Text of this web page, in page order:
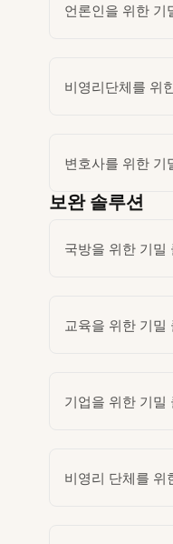
언론인을 위한 기
비영리단체를 위
변호사를 위한 기
보완 솔루션
국방을 위한 기밀
교육을 위한 기밀
기업을 위한 기밀
비영리 단체를 위